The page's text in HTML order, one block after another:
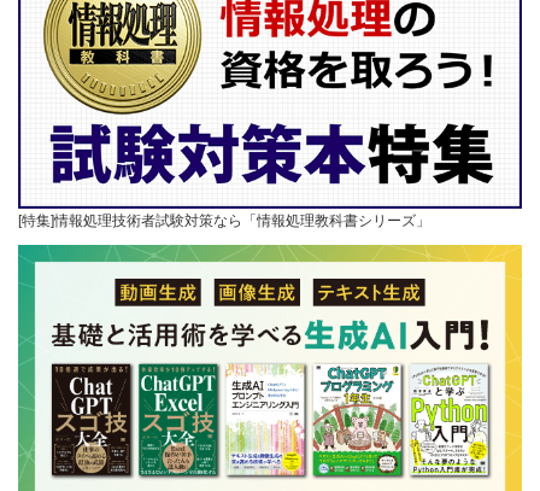
[特集]情報処理技術者試験対策なら「情報処理教科書シリーズ」